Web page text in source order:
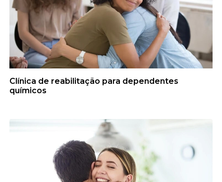
Clínica de reabilitação para dependentes
químicos